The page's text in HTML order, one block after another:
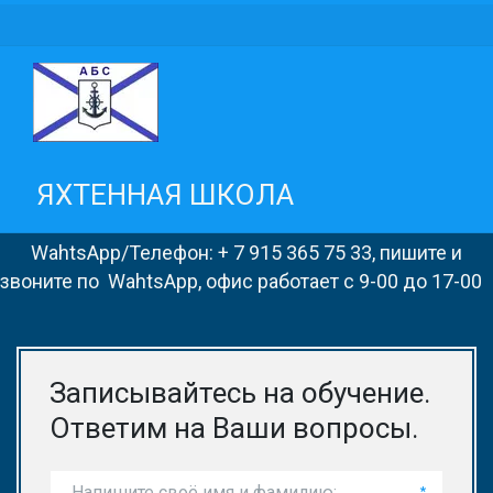
ЯХТЕННАЯ ШКОЛА
звоните по  WahtsApp, офис работает с 9-00 до 17-00
Записывайтесь на обучение.
Ответим на Ваши вопросы.